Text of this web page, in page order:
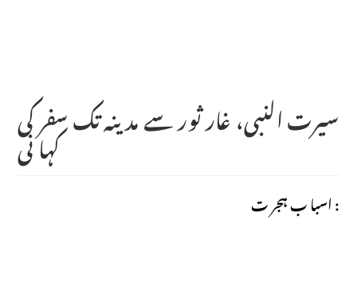
سیرت النبی، غار ثور سے مد ینہ تک سفر کی
کہا نی
اسبا ب ہجر ت :